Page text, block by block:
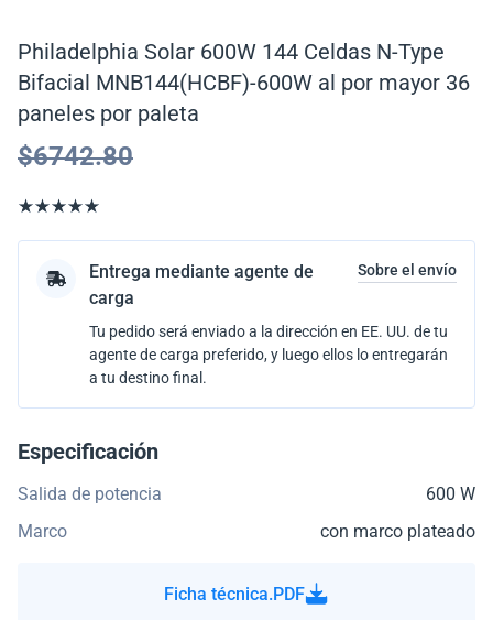
Philadelphia Solar 600W 144 Celdas N-Type
Bifacial MNB144(HCBF)-600W al por mayor 36
paneles por paleta
$6742.80
Entrega mediante agente de
carga
Sobre el envío
Tu pedido será enviado a la dirección en EE. UU. de tu
agente de carga preferido, y luego ellos lo entregarán
a tu destino final.
Especificación
Salida de potencia
600 W
Marco
con marco plateado
Ficha técnica.PDF